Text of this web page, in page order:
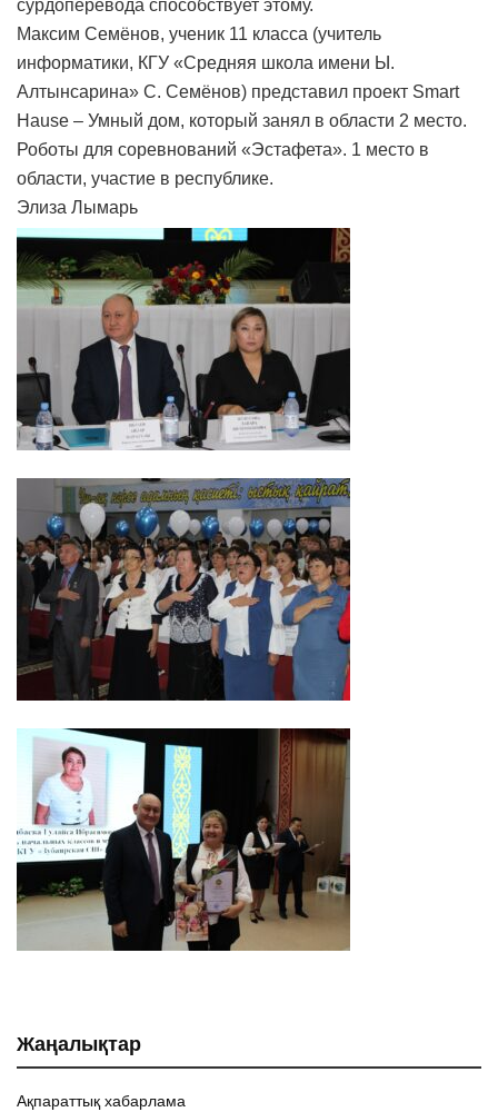
сурдоперевода способствует этому.
Максим Семёнов, ученик 11 класса (учитель
информатики, КГУ «Средняя школа имени Ы.
Алтынсарина» С. Семёнов) представил проект Smart
Hause – Умный дом, который занял в области 2 место.
Роботы для соревнований «Эстафета». 1 место в
области, участие в республике.
Элиза Лымарь
Жаңалықтар
Ақпараттық хабарлама